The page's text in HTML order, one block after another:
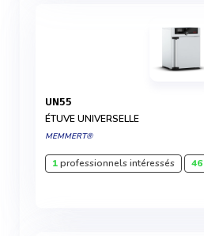
UN55
ÉTUVE UNIVERSELLE
MEMMERT®
1professionnels intéressés 46